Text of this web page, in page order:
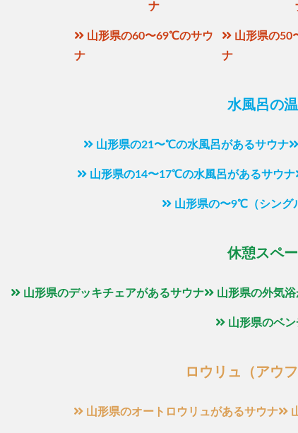
ナ
山形県の60〜69℃のサウ
ナ
山形県の50
ナ
水風呂の
山形県の21〜℃の水風呂があるサウナ
山形県の14〜17℃の水風呂があるサウナ
山形県の〜9℃（シング
休憩スペ
山形県のデッキチェアがあるサウナ 山形県の外気
山形県のベ
ロウリュ（アウ
山形県のオートロウリュがあるサウナ